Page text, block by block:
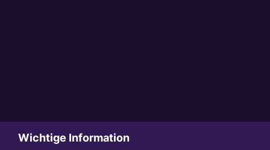
Wichtige Information